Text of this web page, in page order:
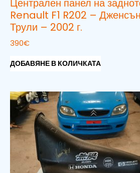
Централен панел на
Renault F1 R202 –
Трули – 2002 г.
390€
ДОБАВЯНЕ В КОЛИЧКАТА